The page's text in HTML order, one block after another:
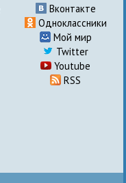
Вконтакте
Одноклассники
Мой мир
Twitter
Youtube
RSS